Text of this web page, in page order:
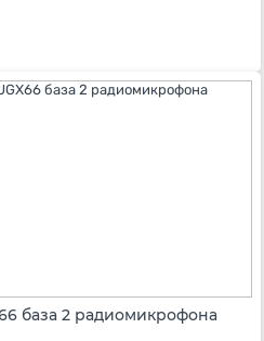
база 2 радиомикрофона